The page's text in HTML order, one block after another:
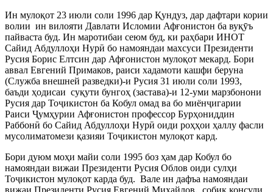
Ин мулоқот 23 июли соли 1996 дар Қундуз, дар дафтари кории
волии ин вилояти Давлати Исломии Афғонистон ба вуқӯъ
пайваста буд. Ин маротибаи сеюм буд, ки раҳбари ИНОТ
Сайид Абдуллоҳи Нурӣ бо намояндаи махсуси Президенти
Русия Борис Елтсин дар Афғонистон мулоқот мекард. Бори
аввал Евгений Примаков, раиси хадамоти кашфи беруна
(Служба внешней разведки)-и Русия 31 июли соли 1993,
баъди ҳодисаи суқути бунгоҳ (застава)-и 12-уми марзбонони
Русия дар Тоҷикистон ба Кобул омад ва бо миёнҷигарии
Раиси Ҷумҳурии Афғонистон профессор Бурҳониддин
Раббонӣ бо Сайид Абдуллоҳи Нурӣ оиди роҳҳои ҳаллу фасли
мусолиматомези қазияи Тоҷикистон мулоқот кард.
Бори дуюм моҳи майи соли 1995 боз ҳам дар Кобул бо
намояндаи вижаи Президенти Русия Облов оиди сулҳи
Тоҷикистон мулоқот карда буд. Вале ин дафъа намояндаи
вижаи Президенти Русия Евгений Михайлов, собиқ консули